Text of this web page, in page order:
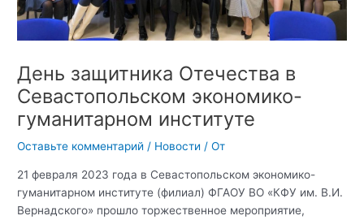
День защитника Отечества в
Севастопольском экономико-
гуманитарном институте
Оставьте комментарий / Новости / От
21 февраля 2023 года в Севастопольском экономико-
гуманитарном институте (филиал) ФГАОУ ВО «КФУ им. В.И.
Вернадского» прошло торжественное мероприятие,